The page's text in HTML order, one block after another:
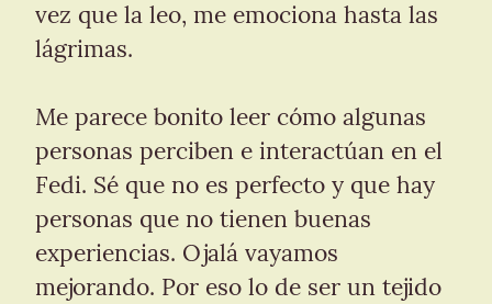
vez que la leo, me emociona hasta las
lágrimas.
Me parece bonito leer cómo algunas
personas perciben e interactúan en el
Fedi. Sé que no es perfecto y que hay
personas que no tienen buenas
experiencias. Ojalá vayamos
mejorando. Por eso lo de ser un tejido